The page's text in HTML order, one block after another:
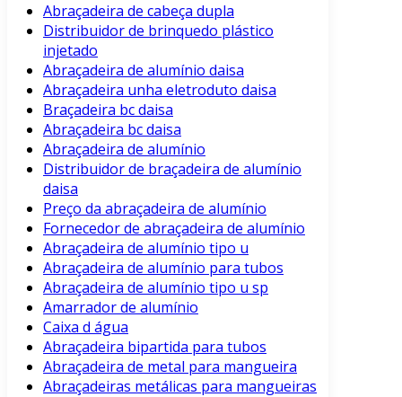
Abraçadeira de cabeça dupla
Distribuidor de brinquedo plástico
injetado
Abraçadeira de alumínio daisa
Abraçadeira unha eletroduto daisa
Braçadeira bc daisa
Abraçadeira bc daisa
Abraçadeira de alumínio
Distribuidor de braçadeira de alumínio
daisa
Preço da abraçadeira de alumínio
Fornecedor de abraçadeira de alumínio
Abraçadeira de alumínio tipo u
Abraçadeira de alumínio para tubos
Abraçadeira de alumínio tipo u sp
Amarrador de alumínio
Caixa d água
Abraçadeira bipartida para tubos
Abraçadeira de metal para mangueira
Abraçadeiras metálicas para mangueiras